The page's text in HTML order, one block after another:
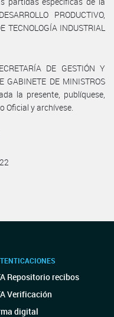
PRODUCTIVO,
TECNOLOGÍA INDUSTRIAL
DE GESTIÓN Y
GABINETE DE MINISTROS
la presente, publíquese,
Oficial y archívese.
Repositorio recibos
Verificación
digital